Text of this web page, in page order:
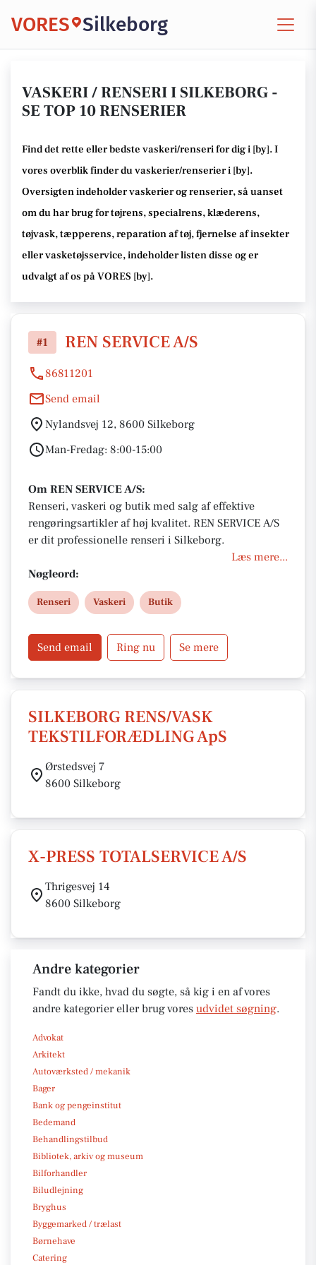
VORES Silkeborg
VASKERI / RENSERI I SILKEBORG -
SE TOP 10 RENSERIER
Find det rette eller bedste vaskeri/renseri for dig i [by]. I
vores overblik finder du vaskerier/renserier i [by].
Oversigten indeholder vaskerier og renserier, så uanset
om du har brug for tøjrens, specialrens, klæderens,
tøjvask, tæpperens, reparation af tøj, fjernelse af insekter
eller vasketøjsservice, indeholder listen disse og er
udvalgt af os på VORES [by].
#1 REN SERVICE A/S
86811201
Send email
Nylandsvej 12, 8600 Silkeborg
Man-Fredag: 8:00-15:00
Om REN SERVICE A/S:
Renseri, vaskeri og butik med salg af effektive
rengøringsartikler af høj kvalitet. REN SERVICE A/S
er dit professionelle renseri i Silkeborg.
Læs mere...
Nøgleord:
Renseri Vaskeri Butik
Send email Ring nu Se mere
SILKEBORG RENS/VASK
TEKSTILFORÆDLING ApS
Ørstedsvej 7
8600 Silkeborg
X-PRESS TOTALSERVICE A/S
Thrigesvej 14
8600 Silkeborg
Andre kategorier
Fandt du ikke, hvad du søgte, så kig i en af vores
andre kategorier eller brug vores udvidet søgning.
Advokat
Arkitekt
Autoværksted / mekanik
Bager
Bank og pengeinstitut
Bedemand
Behandlingstilbud
Bibliotek, arkiv og museum
Bilforhandler
Biludlejning
Bryghus
Byggemarked / trælast
Børnehave
Catering